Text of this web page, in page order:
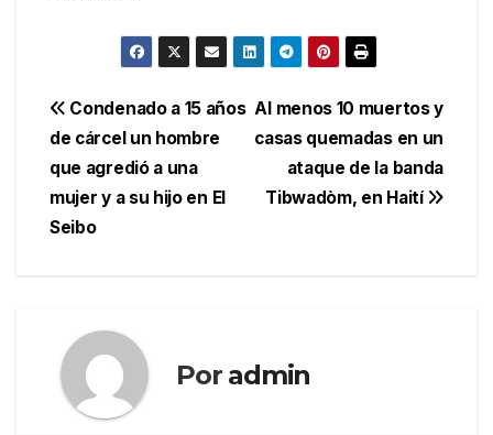
Navegación
de
entradas
Al menos 10 muertos y
casas quemadas en un
ataque de la banda
Tibwadòm, en Haití
Condenado a 15 años
de cárcel un hombre
que agredió a una
mujer y a su hijo en El
Seibo
Por admin